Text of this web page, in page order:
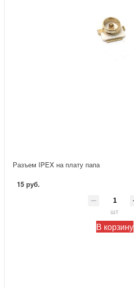
Разъем IPEX на плату папа
15 руб.
шт
В корзину